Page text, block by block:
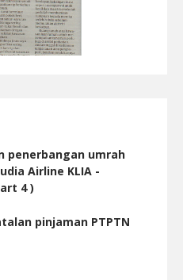
penerbangan umrah
Airline KLIA -
4 )
pinjaman PTPTN